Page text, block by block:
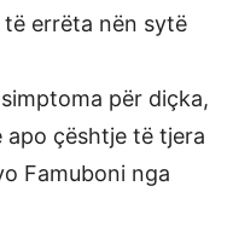
të errëta nën sytë
për diçka,
apo çështje të tjera
Famuboni nga